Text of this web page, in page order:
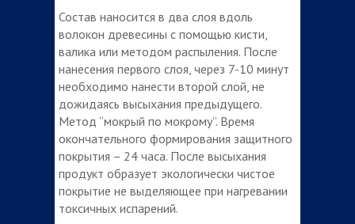
Состав наносится в два слоя вдоль
волокон древесины с помощью кисти,
валика или методом распыления. После
нанесения первого слоя, через 7-10 минут
необходимо нанести второй слой, не
дожидаясь высыхания предыдущего.
Метод “мокрый по мокрому”. Время
окончательного формирования защитного
покрытия – 24 часа. После высыхания
продукт образует экологически чистое
покрытие не выделяющее при нагревании
токсичных испарений.